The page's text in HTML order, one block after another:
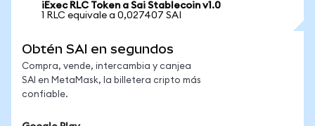
iExec RLC Token a Sai Stablecoin v1.0
1 RLC equivale a 0,027407 SAI
Obtén SAI en segundos
Compra, vende, intercambia y canjea
SAI en MetaMask, la billetera cripto más
confiable.